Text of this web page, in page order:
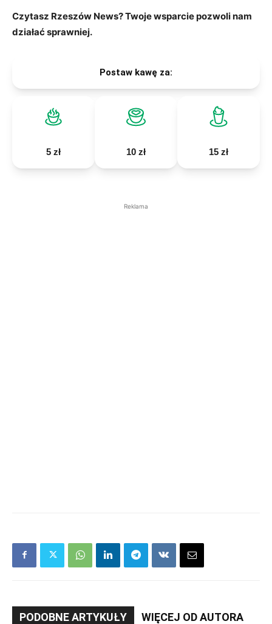
Czytasz Rzeszów News? Twoje wsparcie pozwoli nam
działać sprawniej.
Postaw kawę za:
5 zł 10 zł 15 zł
Reklama
PODOBNE ARTYKUŁY WIĘCEJ OD AUTORA